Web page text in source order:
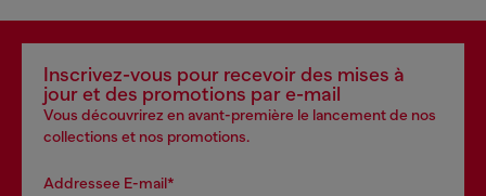
Inscrivez-vous pour recevoir des mises à
jour et des promotions par e-mail
Vous découvrirez en avant-première le lancement de nos
collections et nos promotions.
Addressee E-mail*